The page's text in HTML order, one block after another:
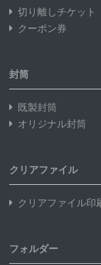
切り離しチケット
クーポン券
封筒
既製封筒
オリジナル封筒
クリアファイル
クリアファイル印
フォルダー